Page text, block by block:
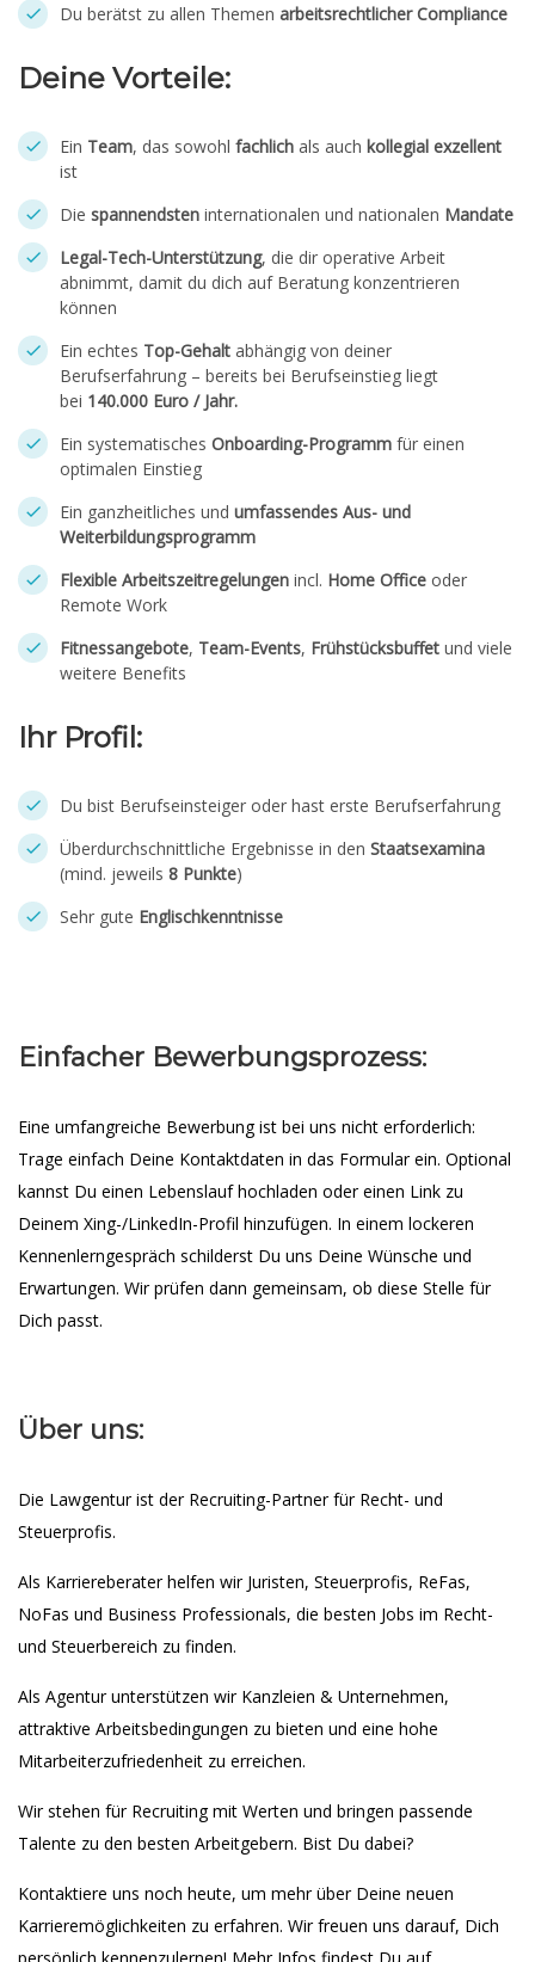
Du berätst zu allen Themen arbeitsrechtlicher Compliance
Deine Vorteile:
Ein Team, das sowohl fachlich als auch kollegial exzellent
ist
Die spannendsten internationalen und nationalen Mandate
Legal-Tech-Unterstützung, die dir operative Arbeit
abnimmt, damit du dich auf Beratung konzentrieren
können
Ein echtes Top-Gehalt abhängig von deiner
Berufserfahrung – bereits bei Berufseinstieg liegt
bei 140.000 Euro / Jahr.
Ein systematisches Onboarding-Programm für einen
optimalen Einstieg
Ein ganzheitliches und umfassendes Aus- und
Weiterbildungsprogramm
Flexible Arbeitszeitregelungen incl. Home Office oder
Remote Work
Fitnessangebote, Team-Events, Frühstücksbuffet und viele
weitere Benefits
Ihr Profil:
Du bist Berufseinsteiger oder hast erste Berufserfahrung
Überdurchschnittliche Ergebnisse in den Staatsexamina
(mind. jeweils 8 Punkte)
Sehr gute Englischkenntnisse
Einfacher Bewerbungsprozess:
Eine umfangreiche Bewerbung ist bei uns nicht erforderlich:
Trage einfach Deine Kontaktdaten in das Formular ein. Optional
kannst Du einen Lebenslauf hochladen oder einen Link zu
Deinem Xing-/LinkedIn-Profil hinzufügen. In einem lockeren
Kennenlerngespräch schilderst Du uns Deine Wünsche und
Erwartungen. Wir prüfen dann gemeinsam, ob diese Stelle für
Dich passt.
Über uns:
Die Lawgentur ist der Recruiting-Partner für Recht- und
Steuerprofis.
Als Karriereberater helfen wir Juristen, Steuerprofis, ReFas,
NoFas und Business Professionals, die besten Jobs im Recht-
und Steuerbereich zu finden.
Als Agentur unterstützen wir Kanzleien & Unternehmen,
attraktive Arbeitsbedingungen zu bieten und eine hohe
Mitarbeiterzufriedenheit zu erreichen.
Wir stehen für Recruiting mit Werten und bringen passende
Talente zu den besten Arbeitgebern. Bist Du dabei?
Kontaktiere uns noch heute, um mehr über Deine neuen
Karrieremöglichkeiten zu erfahren. Wir freuen uns darauf, Dich